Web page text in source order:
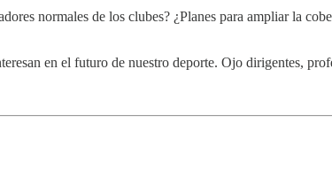
normales de los clubes? ¿Planes para ampliar la
en el futuro de nuestro deporte. Ojo dirigentes,